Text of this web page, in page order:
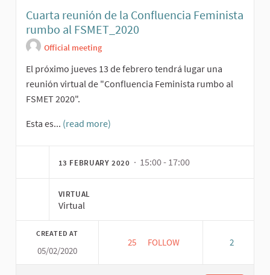
Cuarta reunión de la Confluencia Feminista
rumbo al FSMET_2020
Official meeting
El próximo jueves 13 de febrero tendrá lugar una
reunión virtual de "Confluencia Feminista rumbo al
FSMET 2020".
Esta es... (read more)
13 FEBRUARY 2020 · 15:00 - 17:00
VIRTUAL
Virtual
CREATED AT
05/02/2020
25 25 FOLLOWERS
FOLLOW 2